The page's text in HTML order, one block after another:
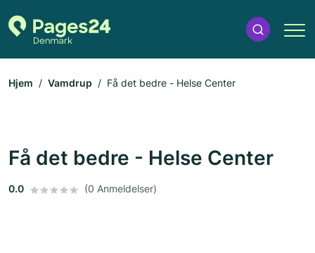
Hjem Vamdrup Få det bedre - Helse Center
Få det bedre - Helse Center
0.0 (0 Anmeldelser)